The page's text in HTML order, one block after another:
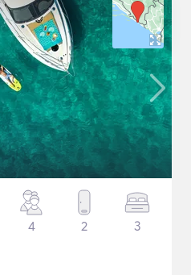
4 2 3